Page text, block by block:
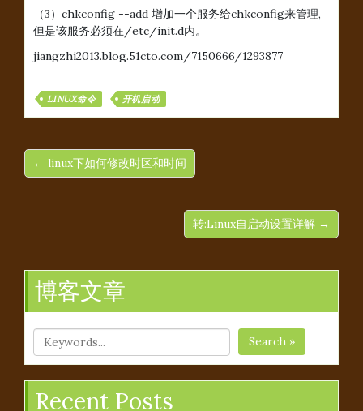
（3）chkconfig --add 增加一个服务给chkconfig来管理,
但是该服务必须在/etc/init.d内。
jiangzhi2013.blog.51cto.com/7150666/1293877
LINUX命令 开机启动
← linux下如何修改时区和时间
转:Linux自启动设置详解 →
博客文章
Search »
Recent Posts